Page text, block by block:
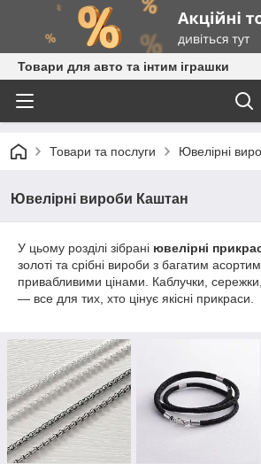
Товари для авто та інтим іграшки
Товари та послуги Ювелірні
Ювелірні вироби Каштан
У цьому розділі зібрані ювелірні
золоті та срібні вироби з багатим
привабливими цінами. Каблучки,
— все для тих, хто цінує якісні прикраси.